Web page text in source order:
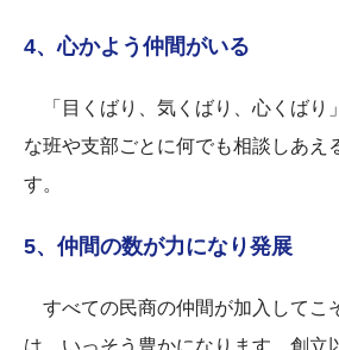
4、心かよう仲間がいる
「目くばり、気くばり、心くばり
な班や支部ごとに何でも相談しあえ
す。
5、仲間の数が力になり発展
すべての民商の仲間が加入してこ
は、いっそう豊かになります。創立